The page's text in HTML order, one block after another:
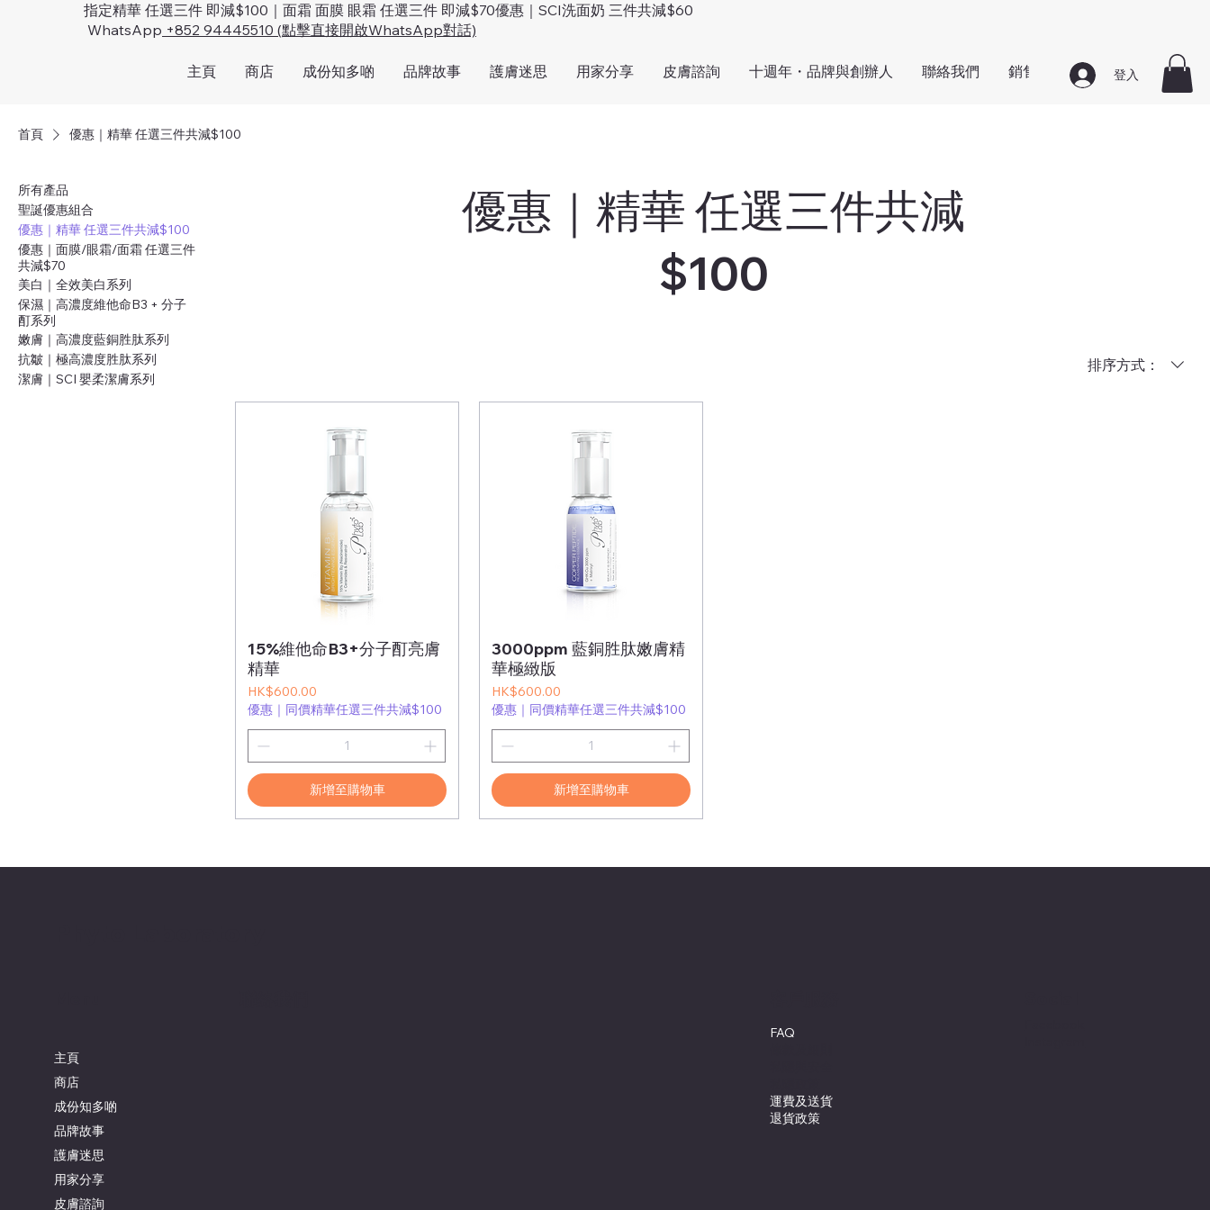
指定精華 任選三件 即減$100｜面霜 面膜 眼霜 任選三件 即減$70優惠｜SCI洗面奶 三件共減$60
WhatsApp +852 94445510 (點擊直接開啟WhatsApp對話)
主頁 商店 成份知多啲 品牌故事 護膚迷思 用家分享 皮膚諮詢 十週年・品牌與創辦人 聯絡我們 銷售點地址 登入
首頁 優惠｜精華 任選三件共減$100
所有產品
聖誕優惠組合
優惠｜精華 任選三件共減$100
優惠｜面膜/眼霜/面霜 任選三件
共減$70
美白｜全效美白系列
保濕｜高濃度維他命B3 + 分子
酊系列
嫩膚｜高濃度藍銅胜肽系列
抗皺｜極高濃度胜肽系列
潔膚｜SCI 嬰柔潔膚系列
優惠｜精華 任選三件共減
$100
排序方式：
15%維他命B3+分子酊亮膚
精華
價格
HK$600.00
優惠｜同價精華任選三件共減$100
新增至購物車
3000ppm 藍銅胜肽嫩膚精
華極緻版
價格
HK$600.00
優惠｜同價精華任選三件共減$100
新增至購物車
主頁
商店
成份知多啲
品牌故事
護膚迷思
用家分享
皮膚諮詢
FAQ
運費及送貨
退貨政策